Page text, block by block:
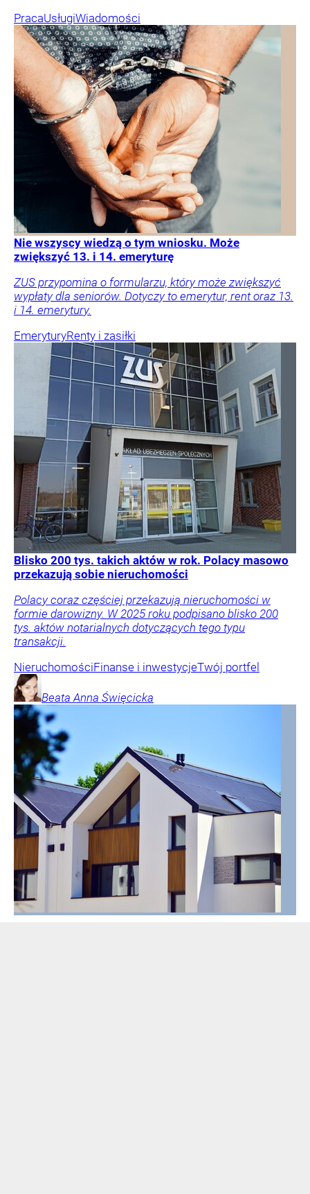
PracaUsługiWiadomości
Nie wszyscy wiedzą o tym wniosku. Może
zwiększyć 13. i 14. emeryturę
ZUS przypomina o formularzu, który może zwiększyć
wypłaty dla seniorów. Dotyczy to emerytur, rent oraz 13.
i 14. emerytury.
EmeryturyRenty i zasiłki
Blisko 200 tys. takich aktów w rok. Polacy masowo
przekazują sobie nieruchomości
Polacy coraz częściej przekazują nieruchomości w
formie darowizny. W 2025 roku podpisano blisko 200
tys. aktów notarialnych dotyczących tego typu
transakcji.
NieruchomościFinanse i inwestycjeTwój portfel
Beata Anna Święcicka